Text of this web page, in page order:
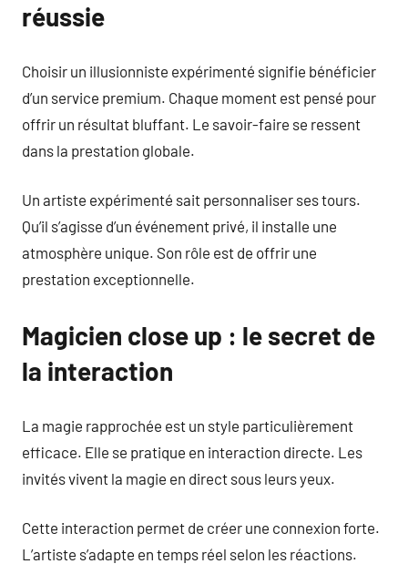
réussie
Choisir un illusionniste expérimenté signifie bénéficier
d’un service premium. Chaque moment est pensé pour
offrir un résultat bluffant. Le savoir-faire se ressent
dans la prestation globale.
Un artiste expérimenté sait personnaliser ses tours.
Qu’il s’agisse d’un événement privé, il installe une
atmosphère unique. Son rôle est de offrir une
prestation exceptionnelle.
Magicien close up : le secret de
la interaction
La magie rapprochée est un style particulièrement
efficace. Elle se pratique en interaction directe. Les
invités vivent la magie en direct sous leurs yeux.
Cette interaction permet de créer une connexion forte.
L’artiste s’adapte en temps réel selon les réactions.